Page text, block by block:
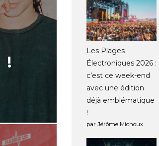
!
Les Plages
Électroniques 2026 :
c’est ce week-end
avec une édition
déjà emblématique
!
par Jérôme Michoux